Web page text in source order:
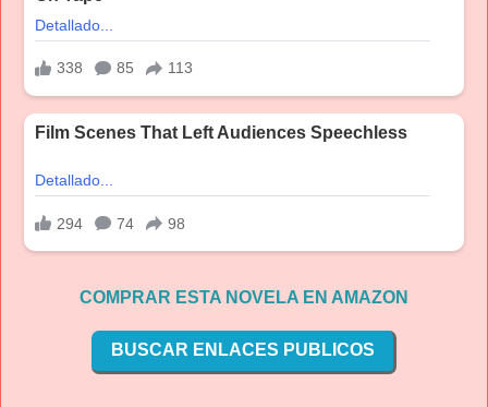
COMPRAR ESTA NOVELA EN AMAZON
BUSCAR ENLACES PUBLICOS